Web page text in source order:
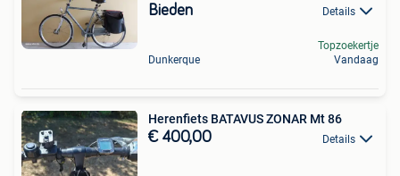
Bieden Details
Dunkerque
Topzoekertje
Vandaag
Herenfiets BATAVUS ZONAR Mt 86
€ 400,00 Details